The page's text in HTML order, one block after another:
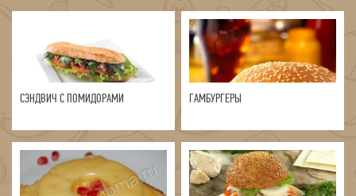
СЭНДВИЧ С ПОМИДОРАМИ ГАМБУРГЕРЫ